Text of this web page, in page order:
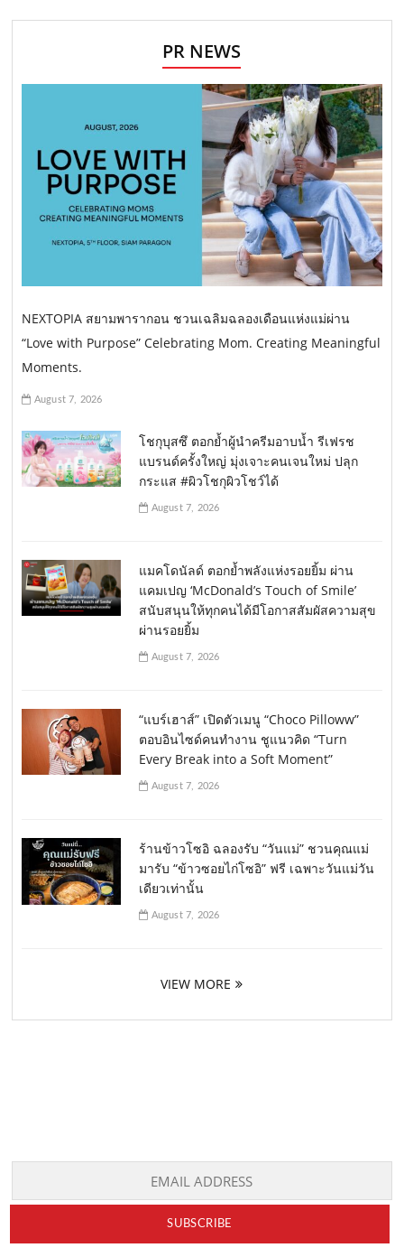
PR NEWS
NEXTOPIA สยามพารากอน ชวนเฉลิมฉลองเดือนแห่งแม่ผ่าน
“Love with Purpose” Celebrating Mom. Creating Meaningful
Moments.
August 7, 2026
โชกุบุสซึ ตอกย้ำผู้นำครีมอาบน้ำ รีเฟรช
แบรนด์ครั้งใหญ่ มุ่งเจาะคนเจนใหม่ ปลุก
กระแส #ผิวโชกุผิวโชว์ได้
August 7, 2026
แมคโดนัลด์ ตอกย้ำพลังแห่งรอยยิ้ม ผ่าน
แคมเปญ ‘McDonald’s Touch of Smile’
สนับสนุนให้ทุกคนได้มีโอกาสสัมผัสความสุข
ผ่านรอยยิ้ม
August 7, 2026
“แบร์เฮาส์” เปิดตัวเมนู “Choco Pilloww”
ตอบอินไซด์คนทำงาน ชูแนวคิด “Turn
Every Break into a Soft Moment”
August 7, 2026
ร้านข้าวโซอิ ฉลองรับ “วันแม่” ชวนคุณแม่
มารับ “ข้าวซอยไก่โซอิ” ฟรี เฉพาะวันแม่วัน
เดียวเท่านั้น
August 7, 2026
VIEW MORE